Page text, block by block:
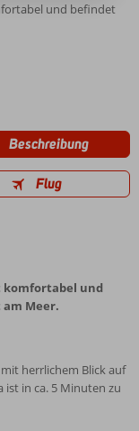
und befindet
Beschreibung
Flug
komfortabel und
Meer.
herrlichem Blick auf
ist in ca. 5 Minuten zu